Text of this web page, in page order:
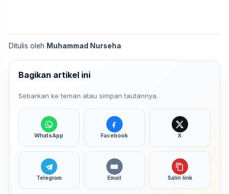
Ditulis oleh Muhammad Nurseha
Bagikan artikel ini
Sebarkan ke teman atau simpan tautannya.
WhatsApp Facebook X
Telegram Email Salin link